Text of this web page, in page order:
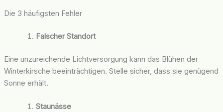
Die 3 häufigsten Fehler
Falscher Standort
Eine unzureichende Lichtversorgung kann das Blühen der
Winterkirsche beeinträchtigen. Stelle sicher, dass sie genügend
Sonne erhält.
Staunässe